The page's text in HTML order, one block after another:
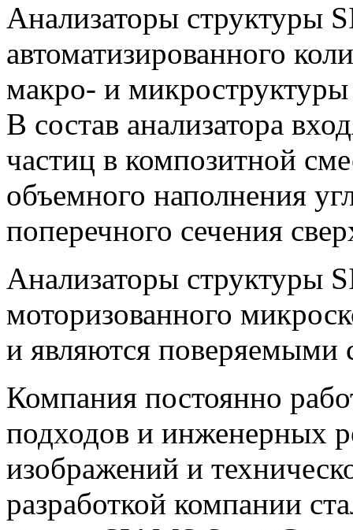
Анализаторы структуры
автоматизированного
макро- и
В состав анализатора
частиц в композитной
объемного наполнения
поперечного сечения
Анализаторы структуры
моторизованного
и являются поверяемыми
Компания постоянно
подходов и инженерных
изображений и
разработкой компании